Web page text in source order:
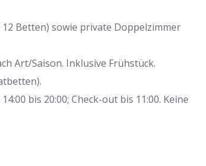
Betten) sowie private Doppelzimmer
Art/Saison. Inklusive Frühstück.
bis 20:00; Check-out bis 11:00. Keine